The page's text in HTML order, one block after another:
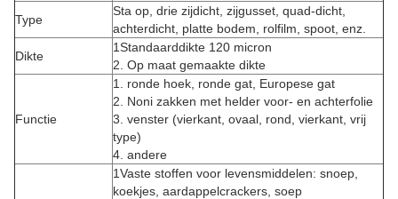
Type
Sta op, drie zijdicht, zijgusset, quad-dicht,
achterdicht, platte bodem, rolfilm, spoot, enz.
Dikte
1Standaarddikte 120 micron
2. Op maat gemaakte dikte
Functie
1. ronde hoek, ronde gat, Europese gat
2. Noni zakken met helder voor- en achterfolie
3. venster (vierkant, ovaal, rond, vierkant, vrij
type)
4. andere
1Vaste stoffen voor levensmiddelen: snoep,
koekjes, aardappelcrackers, soep